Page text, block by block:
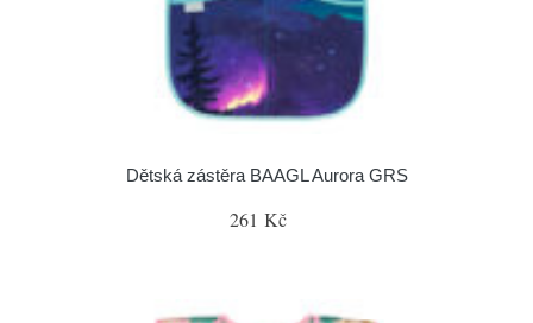
Dětská zástěra BAAGL Aurora GRS
261 Kč